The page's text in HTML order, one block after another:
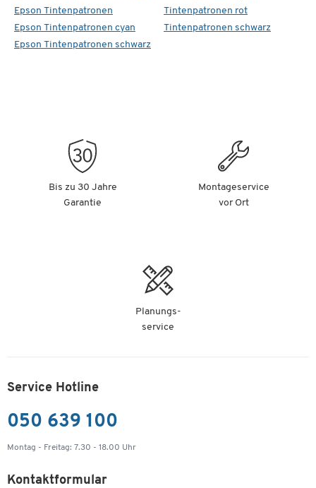
Epson Tintenpatronen
Epson Tintenpatronen cyan
Epson Tintenpatronen schwarz
Tintenpatronen rot
Tintenpatronen schwarz
Bis zu 30 Jahre
Garantie
Montageservice
vor Ort
Planungs-
service
Service Hotline
050 639 100
Montag - Freitag: 7.30 - 18.00 Uhr
Kontaktformular